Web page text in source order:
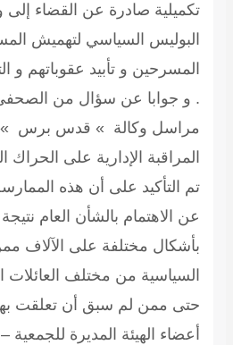
تكميلية صادرة عن القضاء إلى
البوليس السياسي لتهميش
المسرحين و تأبيد عقوباتهم و
. و جوابا عن سؤال من
مراسل وكالة » قدس برس »
المراقبة الإدارية على الحراك
تم التأكيد على أن هذه
عن الاهتمام بالشأن العام
بأشكال مختلفة على الآلاف
السياسية من مختلف العائلات
حتى ممن لم سبق أن تعلقت
أعضاء الهيئة المديرة